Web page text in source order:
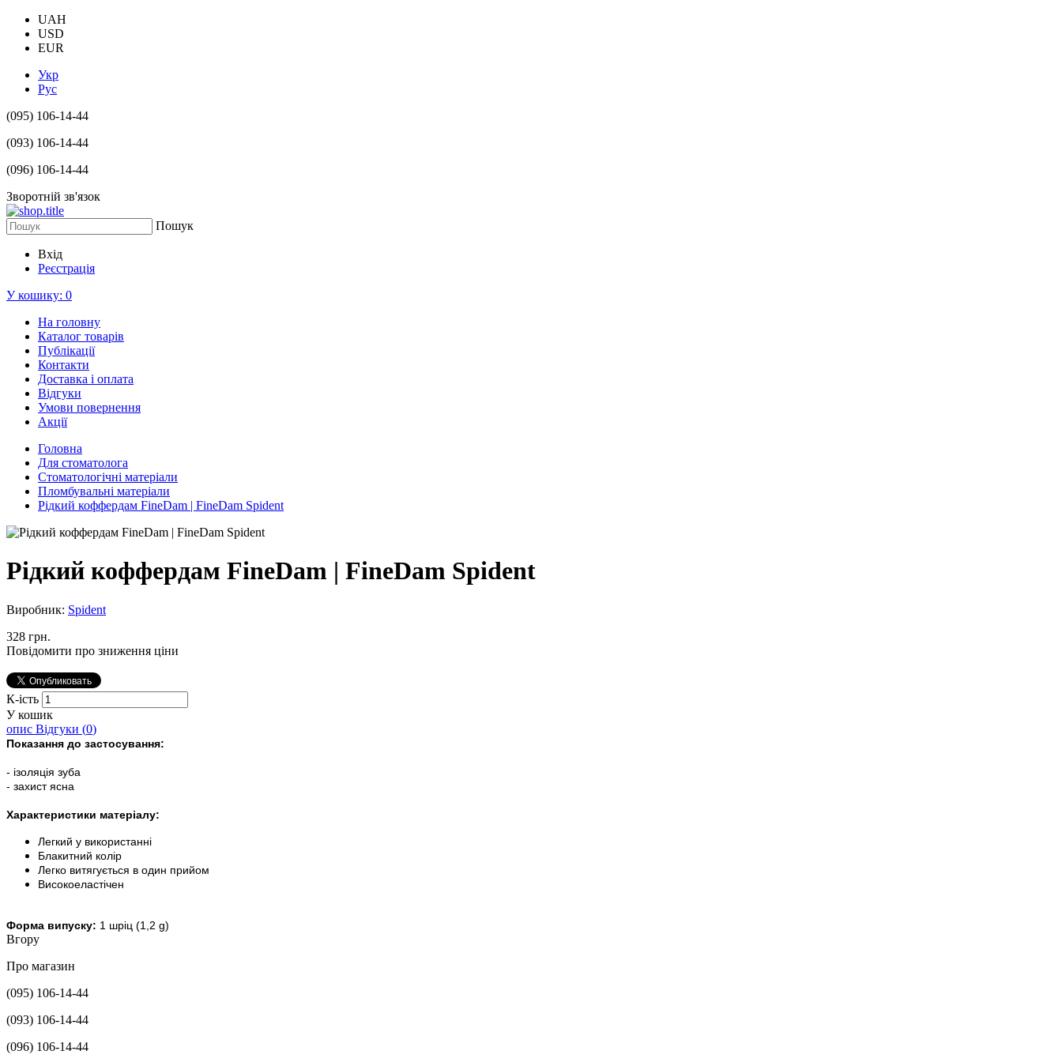
UAH
USD
EUR
Укр
Рус
(095) 106-14-44
(093) 106-14-44
(096) 106-14-44
Зворотній зв'язок
Пошук
Вхід
Реєстрація
У кошику: 0
На головну
Каталог товарів
Публікації
Контакти
Доставка і оплата
Відгуки
Умови повернення
Акції
Головна
Для стоматолога
Стоматологічні матеріали
Пломбувальні матеріали
Рідкий коффердам FineDam | FineDam Spident
Рідкий коффердам FineDam | FineDam Spident
Виробник: Spident
328 грн.
Повідомити про зниження ціни
К-ість
У кошик
опис Відгуки (0)
Показання до застосування:
- ізоляція зуба
- захист ясна
Характеристики матеріалу:
Легкий у використанні
Блакитний колір
Легко витягується в один прийом
Високоеластічен
Форма випуску: 1 шріц (1,2 g)
Вгору
Про магазин
(095) 106-14-44
(093) 106-14-44
(096) 106-14-44